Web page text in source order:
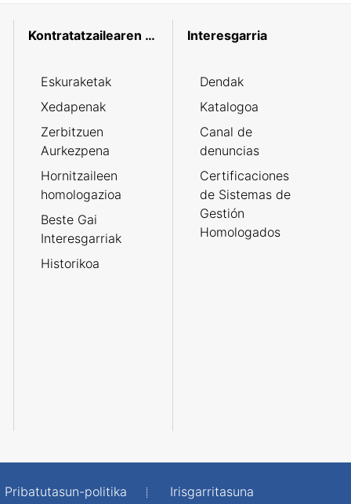
Kontratatzailearen profila
Eskuraketak
Xedapenak
Zerbitzuen
Aurkezpena
Hornitzaileen
homologazioa
Beste Gai
Interesgarriak
Historikoa
Interesgarria
Dendak
Katalogoa
Canal de
denuncias
Certificaciones
de Sistemas de
Gestión
Homologados
Pribatutasun-politika Irisgarritasuna